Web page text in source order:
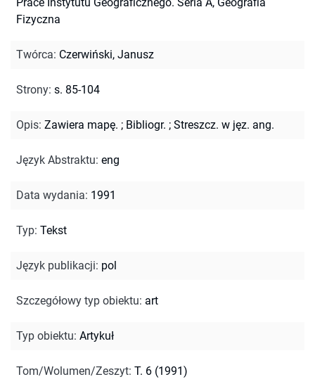
Fizyczna
Twórca: Czerwiński, Janusz
Strony: s. 85-104
Opis: Zawiera mapę. ; Bibliogr. ; Streszcz. w jęz. ang.
Język Abstraktu: eng
Data wydania: 1991
Typ: Tekst
Język publikacji: pol
Szczegółowy typ obiektu: art
Typ obiektu: Artykuł
Tom/Wolumen/Zeszyt: T. 6 (1991)